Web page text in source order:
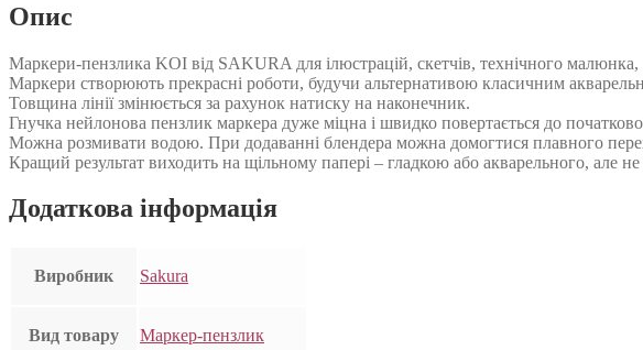
Опис
Маркери-пензлика KOI від SAKURA для ілюстрацій, скетчів, технічного
Маркери створюють прекрасні роботи, будучи альтернативою класичним
Товщина лінії змінюється за рахунок натиску на наконечник.
Гнучка нейлонова пензлик маркера дуже міцна і швидко повертається до
Можна розмивати водою. При додаванні блендера можна домогтися плавного
Кращий результат виходить на щільному папері – гладкою або акварельного, але
Додаткова інформація
Виробник Sakura
Вид товару Маркер-пензлик